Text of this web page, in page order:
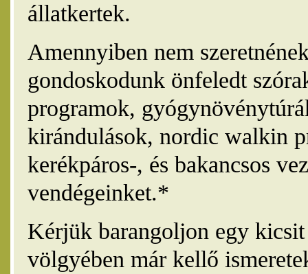
állatkertek.
Amennyiben nem
gondoskodunk önfeledt
programok,
kirándulások, nordic walkin
kerékpáros-, és bakancsos
vendégeinket.*
Kérjük barangoljon egy
völgyében már kellő